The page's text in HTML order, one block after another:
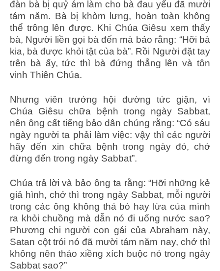
đàn bà bị quỷ ám làm cho bà đau yếu đã mười
tám năm. Bà bị khòm lưng, hoàn toàn không
thể trông lên được. Khi Chúa Giêsu xem thấy
bà, Người liền gọi bà đến mà bảo rằng: “Hỡi bà
kia, bà được khỏi tật của bà”. Rồi Người đặt tay
trên bà ấy, tức thì bà đứng thẳng lên và tôn
vinh Thiên Chúa.
Nhưng viên trưởng hội đường tức giận, vì
Chúa Giêsu chữa bệnh trong ngày Sabbat,
nên ông cất tiếng bảo dân chúng rằng: “Có sáu
ngày người ta phải làm việc: vậy thì các người
hãy đến xin chữa bệnh trong ngày đó, chớ
đừng đến trong ngày Sabbat”.
Chúa trả lời và bảo ông ta rằng: “Hỡi những kẻ
giả hình, chớ thì trong ngày Sabbat, mỗi người
trong các ông không thả bò hay lừa của mình
ra khỏi chuồng mà dẫn nó đi uống nước sao?
Phương chi người con gái của Abraham này,
Satan cột trói nó đã mười tám năm nay, chớ thì
không nên tháo xiềng xích buộc nó trong ngày
Sabbat sao?”